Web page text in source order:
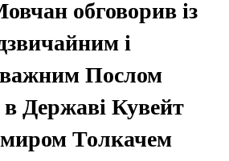
обговорив із
і
Послом
Державі Кувейт
Толкачем